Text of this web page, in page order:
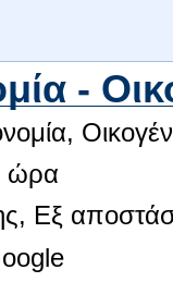
-
ώρα
Εξ